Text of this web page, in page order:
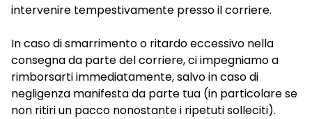
intervenire tempestivamente presso il corriere.
In caso di smarrimento o ritardo eccessivo nella
consegna da parte del corriere, ci impegniamo a
rimborsarti immediatamente, salvo in caso di
negligenza manifesta da parte tua (in particolare se
non ritiri un pacco nonostante i ripetuti solleciti).